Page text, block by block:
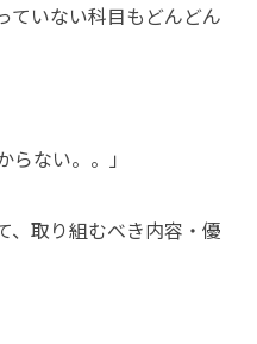
ていない科目もどんどん
らない。。」
取り組むべき内容・優